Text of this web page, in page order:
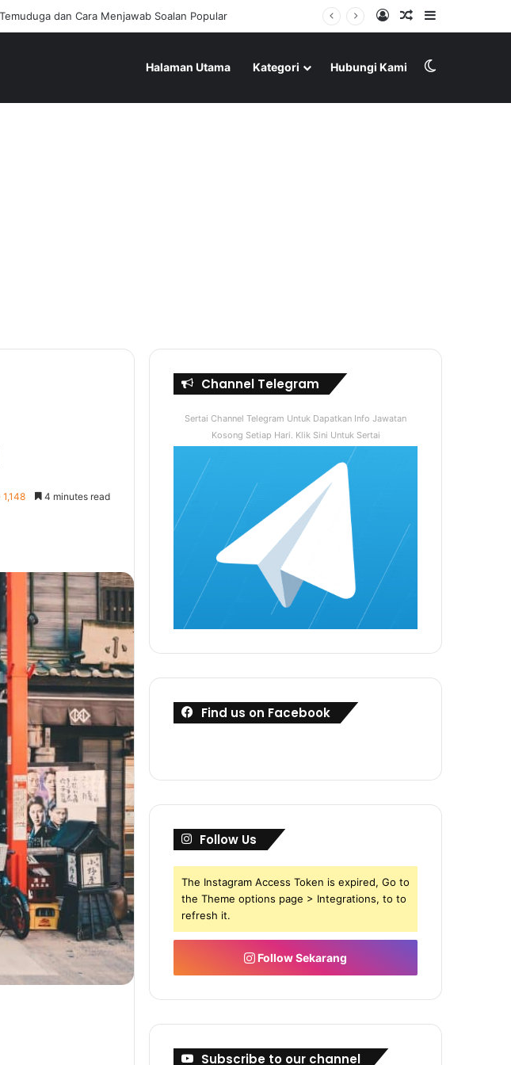
Log InRandom Article
Sidebar
Halaman Utama Kategori Hubungi Kami
1,148 4 minutes read
Channel Telegram
Sertai Channel Telegram Untuk Dapatkan Info Jawatan
Kosong Setiap Hari. Klik Sini Untuk Sertai
Find us on Facebook
Follow Us
The Instagram Access Token is expired, Go to
the Theme options page > Integrations, to to
refresh it.
Follow Sekarang
Subscribe to our channel